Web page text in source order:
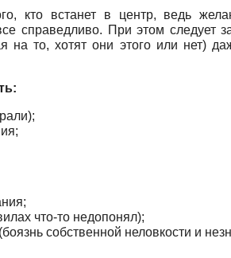
кто встанет в центр, ведь
справедливо. При этом следует
на то, хотят они этого или нет)
что-то недопонял);
собственной неловкости и